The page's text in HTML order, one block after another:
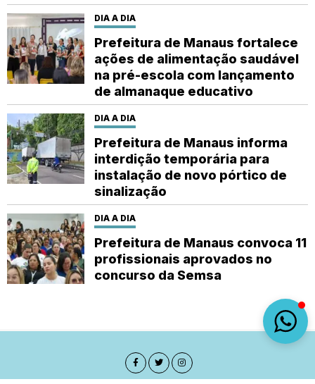
DIA A DIA
Prefeitura de Manaus fortalece
ações de alimentação saudável
na pré-escola com lançamento
de almanaque educativo
DIA A DIA
Prefeitura de Manaus informa
interdição temporária para
instalação de novo pórtico de
sinalização
DIA A DIA
Prefeitura de Manaus convoca 11
profissionais aprovados no
concurso da Semsa